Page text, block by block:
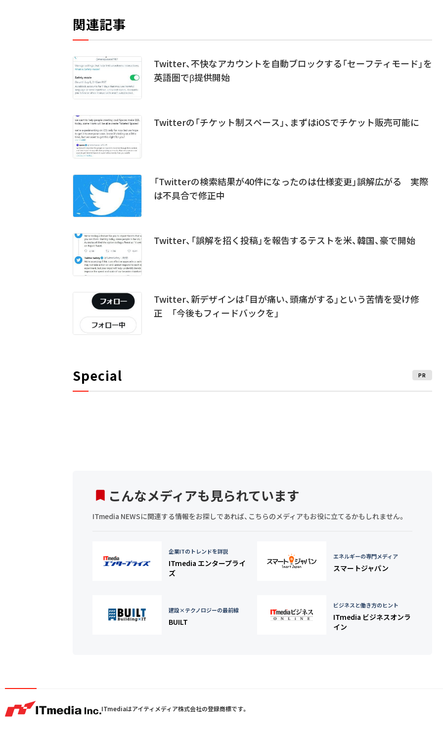
関連記事
Twitter、不快なアカウントを自動ブロックする「セーフティモード」を
英語圏でβ提供開始
Twitterの「チケット制スペース」、まずはiOSでチケット販売可能に
「Twitterの検索結果が40件になったのは仕様変更」誤解広がる 実際
は不具合で修正中
Twitter、「誤解を招く投稿」を報告するテストを米、韓国、豪で開始
Twitter、新デザインは「目が痛い、頭痛がする」という苦情を受け修
正 「今後もフィードバックを」
Special PR
こんなメディアも見られています
ITmedia NEWSに関連する情報をお探しであれば、こちらのメディアもお役に立てるかもしれません。
企業ITのトレンドを詳説
ITmedia エンタープライ
ズ
エネルギーの専門メディア
スマートジャパン
建設×テクノロジーの最前線
BUILT
ビジネスと働き方のヒント
ITmedia ビジネスオンラ
イン
ITmediaはアイティメディア株式会社の登録商標です。